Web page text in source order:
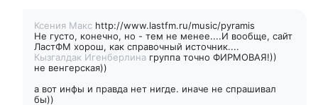
Ксения Макс http://www.lastfm.ru/music/pyramis
Не густо, конечно, но - тем не менее....И вообще, сайт
ЛастФМ хорош, как справочный источник....
Кызгалдак Игенберлина группа точно ФИРМОВАЯ!))
не венгерская))
а вот инфы и правда нет нигде. иначе не спрашивал
бы))